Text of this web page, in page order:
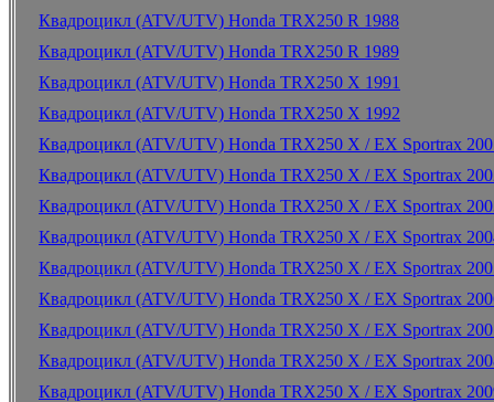
Квадроцикл (ATV/UTV) Honda TRX250 R 1988
Квадроцикл (ATV/UTV) Honda TRX250 R 1989
Квадроцикл (ATV/UTV) Honda TRX250 X 1991
Квадроцикл (ATV/UTV) Honda TRX250 X 1992
Квадроцикл (ATV/UTV) Honda TRX250 X / EX Sportrax
Квадроцикл (ATV/UTV) Honda TRX250 X / EX Sportrax
Квадроцикл (ATV/UTV) Honda TRX250 X / EX Sportrax
Квадроцикл (ATV/UTV) Honda TRX250 X / EX Sportrax
Квадроцикл (ATV/UTV) Honda TRX250 X / EX Sportrax
Квадроцикл (ATV/UTV) Honda TRX250 X / EX Sportrax
Квадроцикл (ATV/UTV) Honda TRX250 X / EX Sportrax
Квадроцикл (ATV/UTV) Honda TRX250 X / EX Sportrax
Квадроцикл (ATV/UTV) Honda TRX250 X / EX Sportrax